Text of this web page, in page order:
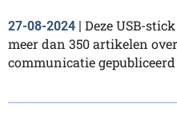
27-08-2024 | Deze USB-
meer dan 350 artikelen
communicatie